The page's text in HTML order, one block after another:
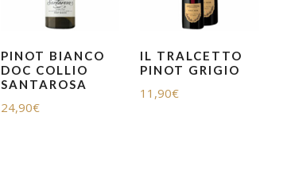
PINOT BIANCO
DOC COLLIO
SANTAROSA
24,90€
IL TRALCETTO
PINOT GRIGIO
11,90€